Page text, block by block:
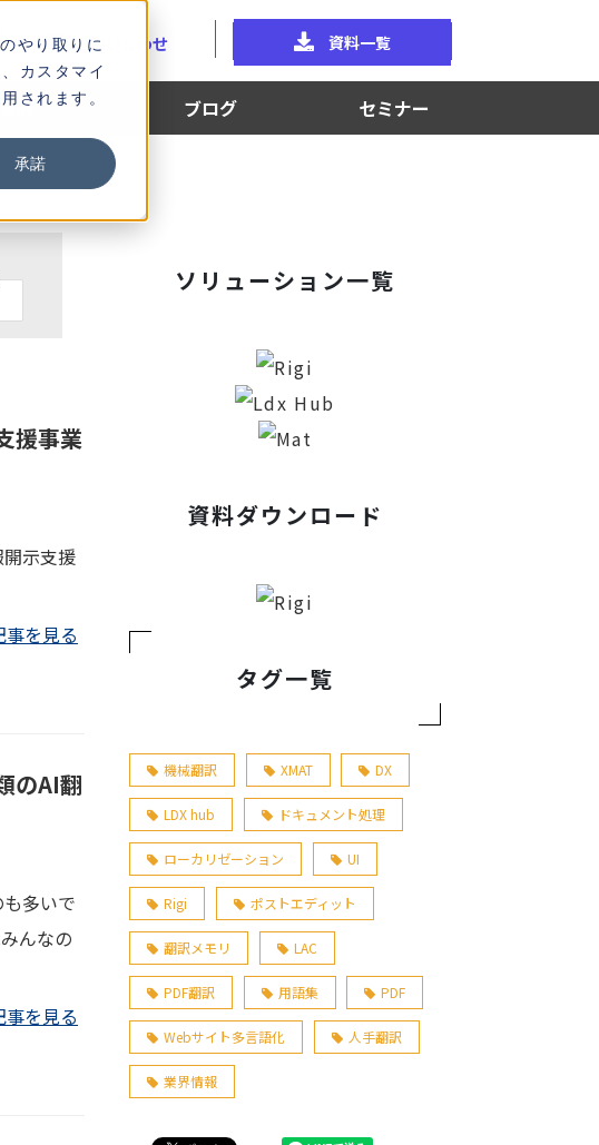
やり取りに
カスタマイ
されます。
承諾
お問い合わせ 資料一覧
例 ブログ セミナー
援事業
示支援
事を見る
のAI翻
多いで
んなの
事を見る
ソリューション一覧
資料ダウンロード
タグ一覧
機械翻訳 XMAT DX
LDX hub ドキュメント処理
ローカリゼーション UI
Rigi ポストエディット
翻訳メモリ LAC
PDF翻訳 用語集 PDF
Webサイト多言語化 人手翻訳
業界情報